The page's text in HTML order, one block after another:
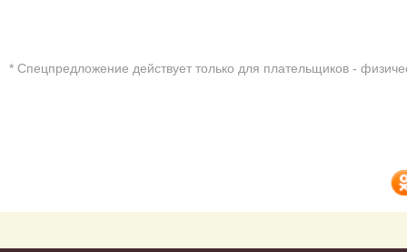
* Cпецпредложение действует только для плательщиков -